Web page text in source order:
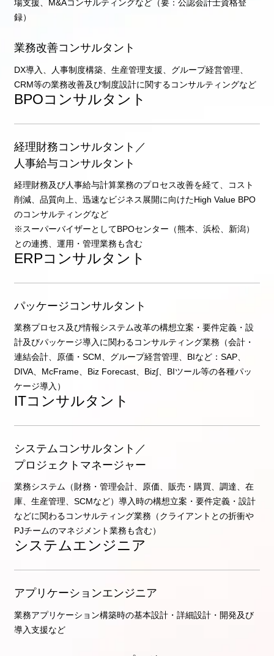
場支援、M&Aコンサルティングなど（要：公認会計士資格登
録）
業務改善コンサルタント
DX導入、人事制度構築、生産管理支援、グループ経営管理、
CRM等の業務改善及び制度設計に関するコンサルティングなど
BPOコンサルタント
経理財務コンサルタント／
人事給与コンサルタント
経理財務及び人事給与計算業務のプロセス改善を経て、コスト
削減、品質向上、迅速なビジネス展開に向けたHigh Value BPO
のコンサルティングなど
※スーパーバイザーとしてBPOセンター（熊本、浜松、新潟）
との連携、運用・管理業務も含む
ERPコンサルタント
パッケージコンサルタント
業務プロセス及び情報システム改革の構想立案・要件定義・設
計及びパッケージ導入に関わるコンサルティング業務（会計・
連結会計、原価・SCM、グループ経営管理、BIなど：SAP、
DIVA、McFrame、Biz Forecast、Biz∫、BIツール等の各種パッ
ケージ導入）
ITコンサルタント
システムコンサルタント／
プロジェクトマネージャー
業務システム（財務・管理会計、原価、販売・購買、調達、在
庫、生産管理、SCMなど）導入時の構想立案・要件定義・設計
などに関わるコンサルティング業務（クライアントとの折衝や
PJチームのマネジメント業務も含む）
システムエンジニア
アプリケーションエンジニア
業務アプリケーション構築時の基本設計・詳細設計・開発及び
導入支援など